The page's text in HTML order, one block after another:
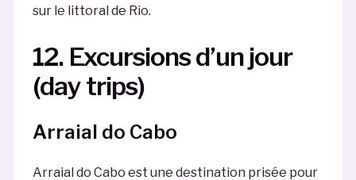
sur le littoral de Rio.
12. Excursions d’un jour
(day trips)
Arraial do Cabo
Arraial do Cabo est une destination prisée pour